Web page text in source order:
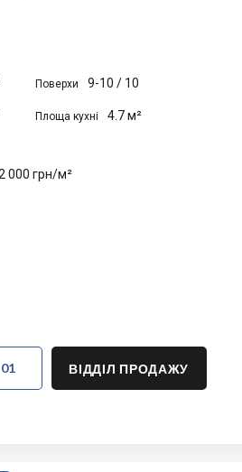
Поверхи 9-10 / 10
Площа кухні 4.7 м²
000 грн/м²
ВІДДІЛ ПРОДАЖУ